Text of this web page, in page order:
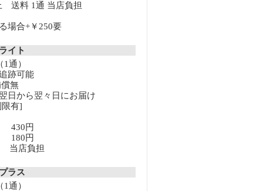
送料 1通 当店負担
場合+￥250要
イト
通）
跡可能
無
日から翌々日にお届け
有]
430円
180円
当店負担
ラス
通）